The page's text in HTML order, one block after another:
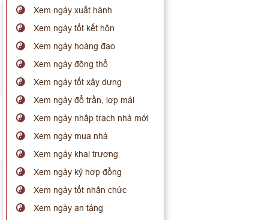
Xem ngày xuất hành
Xem ngày tốt kết hôn
Xem ngày hoàng đạo
Xem ngày động thổ
Xem ngày tốt xây dựng
Xem ngày đổ trần, lợp mái
Xem ngày nhập trạch nhà mới
Xem ngày mua nhà
Xem ngày khai trương
Xem ngày ký hợp đồng
Xem ngày tốt nhận chức
Xem ngày an táng